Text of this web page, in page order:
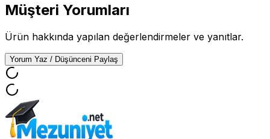
Müşteri Yorumları
Ürün hakkında yapılan değerlendirmeler ve yanıtlar.
Yorum Yaz / Düşünceni Paylaş